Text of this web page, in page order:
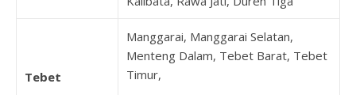
Tebet
Manggarai, Manggarai Selatan,
Menteng Dalam, Tebet Barat, Tebet
Timur,